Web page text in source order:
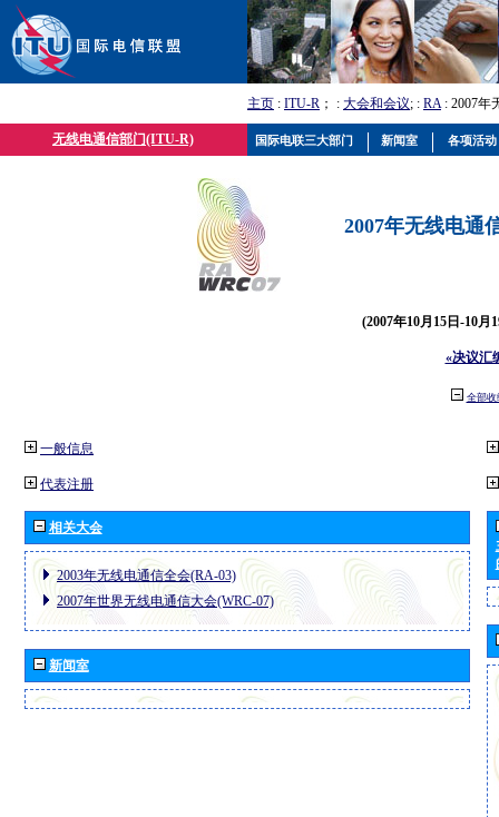
主页 : ITU-R ； : 大会和会议; : RA: 2007年
无线电通信部门(ITU-R)
2007年无线电通
(2007年10月15日-10月
«决议汇
全部收
一般信息
代表注册
相关大会
2003年无线电通信全会(RA-03)
2007年世界无线电通信大会(WRC-07)
新闻室
国际电联三大部门 新闻室 各项活动